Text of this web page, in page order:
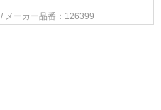
/ メーカー品番：126399